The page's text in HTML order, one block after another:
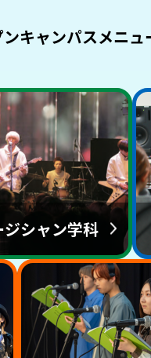
キャンパスメニュ
シャン学科